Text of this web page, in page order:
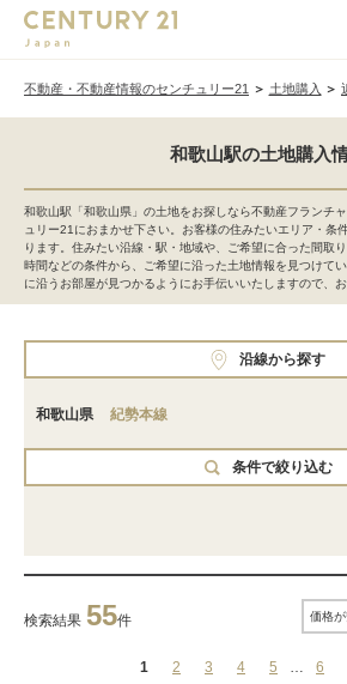
不動産・不動産情報のセンチュリー21 土地購入
和歌山駅の土地購入
和歌山駅「和歌山県」の土地をお探しなら不動産フランチ
ュリー21におまかせ下さい。お客様の住みたいエリア・条
ります。住みたい沿線・駅・地域や、ご希望に合った間取
時間などの条件から、ご希望に沿った土地情報を見つけて
に沿うお部屋が見つかるようにお手伝いいたしますので、
沿線から探す
和歌山県 紀勢本線
条件で絞り込む
検索結果 55件
1 2 3 4 5 … 6